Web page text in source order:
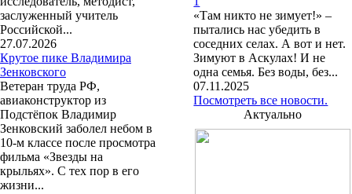
заслуженный учитель
Российской...
27.07.2026
Крутое пике Владимира
Зенковского
Ветеран труда РФ,
авиаконструктор из
Подстёпок Владимир
Зенковский заболел небом в
10-м классе после просмотра
фильма «Звезды на
крыльях». С тех пор в его
жизни...
«Там никто не зимует!» –
пытались нас убедить в
соседних селах. А вот и нет.
Зимуют в Аскулах! И не
одна семья. Без воды, без...
07.11.2025
Посмотреть все новости.
Актуально